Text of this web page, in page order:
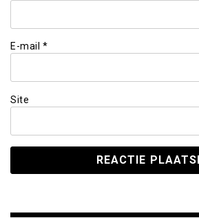
E-mail *
Site